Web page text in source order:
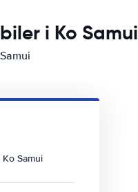
i Ko Samui
Samui